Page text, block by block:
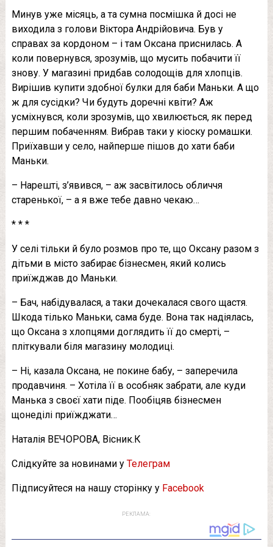
Минув уже місяць, а та сумна посмішка й досі не
виходила з голови Віктора Андрійовича. Був у
справах за кордоном – і там Оксана приснилась. А
коли повернувся, зрозумів, що мусить побачити її
знову. У магазині придбав солодощів для хлопців.
Вирішив купити здобної булки для баби Маньки. А що
ж для сусідки? Чи будуть доречні квіти? Аж
усміхнувся, коли зрозумів, що хвилюється, як перед
першим побаченням. Вибрав таки у кіоску ромашки.
Приїхавши у село, найперше пішов до хати баби
Маньки.
– Нарешті, з’явився, – аж засвітилось обличчя
старенької, – а я вже тебе давно чекаю…
* * *
У селі тільки й було розмов про те, що Оксану разом з
дітьми в місто забирає бізнесмен, який колись
приїжджав до Маньки.
– Бач, набідувалася, а таки дочекалася свого щастя.
Шкода тілько Маньки, сама буде. Вона так надіялась,
що Оксана з хлопцями доглядить її до смepті, –
пліткували біля магазину молодиці.
– Ні, казала Оксана, не покине бабу, – заперечила
продавчиня. – Хотіла її в особняк забрати, але куди
Манька з своєї хати піде. Пообіцяв бізнесмен
щонеділі приїжджати…
Наталія ВЕЧОРОВА, Вісник.К
Слідкуйте за новинами у Телеграм
Підписуйтеся на нашу сторінку у Facebook
РЕКЛАМА: